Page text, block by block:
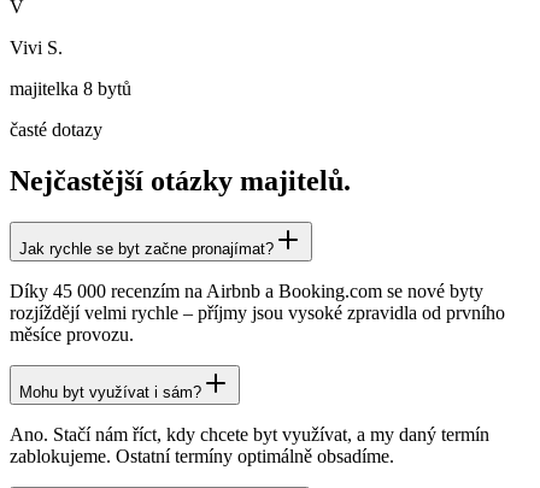
V
Vivi S.
majitelka 8 bytů
časté dotazy
Nejčastější otázky majitelů.
Jak rychle se byt začne pronajímat?
Díky 45 000 recenzím na Airbnb a Booking.com se nové byty
rozjíždějí velmi rychle – příjmy jsou vysoké zpravidla od prvního
měsíce provozu.
Mohu byt využívat i sám?
Ano. Stačí nám říct, kdy chcete byt využívat, a my daný termín
zablokujeme. Ostatní termíny optimálně obsadíme.